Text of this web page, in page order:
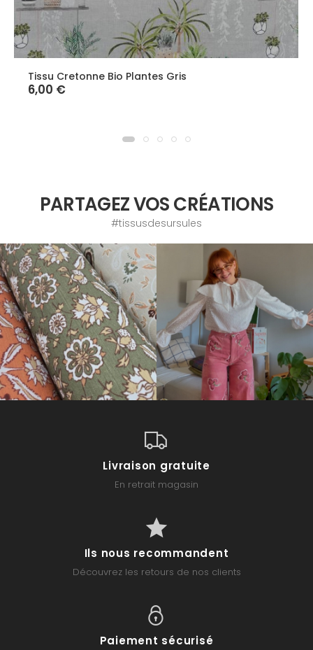
Tissu Cretonne Bio Plantes Gris
6,00 €
PARTAGEZ VOS CRÉATIONS
#tissusdesursules
Livraison gratuite
En retrait magasin
Ils nous recommandent
Découvrez les retours de nos clients
Paiement sécurisé